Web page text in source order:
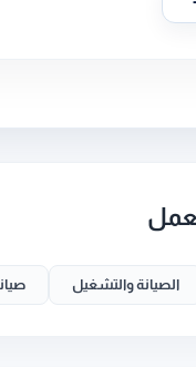
الصيانة والتشغيل